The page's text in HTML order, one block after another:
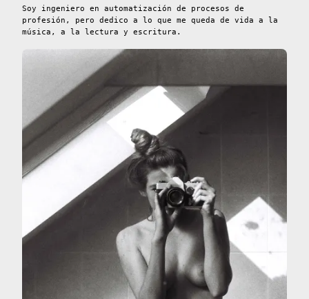
Soy ingeniero en automatización de procesos de
profesión, pero dedico a lo que me queda de vida a la
música, a la lectura y escritura.